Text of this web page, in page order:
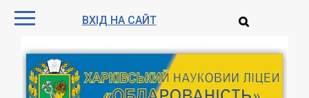
ВХІД НА САЙТ